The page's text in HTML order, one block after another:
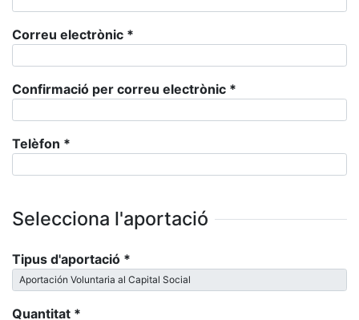
Correu electrònic *
Confirmació per correu electrònic *
Telèfon *
Selecciona l'aportació
Tipus d'aportació *
Quantitat *